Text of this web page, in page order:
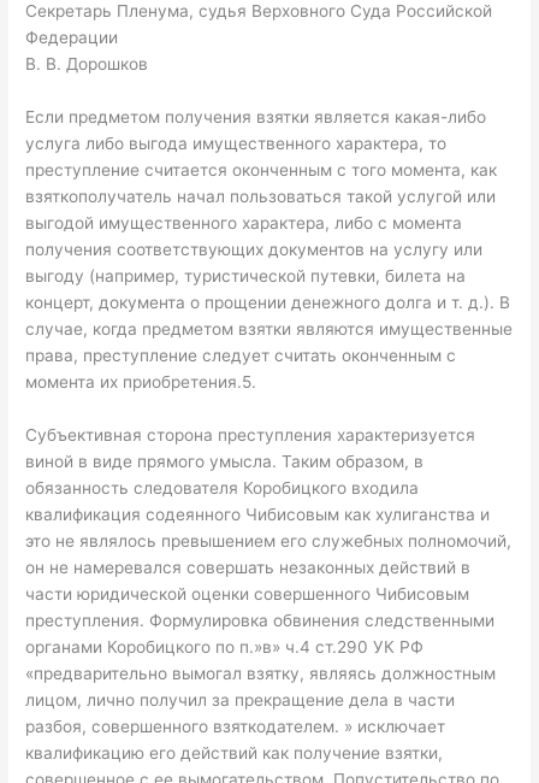
Секретарь Пленума, судья Верховного Суда Российской
Федерации
В. В. Дорошков
Если предметом получения взятки является какая-либо
услуга либо выгода имущественного характера, то
преступление считается оконченным с того момента, как
взяткополучатель начал пользоваться такой услугой или
выгодой имущественного характера, либо с момента
получения соответствующих документов на услугу или
выгоду (например, туристической путевки, билета на
концерт, документа о прощении денежного долга и т. д.). В
случае, когда предметом взятки являются имущественные
права, преступление следует считать оконченным с
момента их приобретения.5.
Субъективная сторона преступления характеризуется
виной в виде прямого умысла. Таким образом, в
обязанность следователя Коробицкого входила
квалификация содеянного Чибисовым как хулиганства и
это не являлось превышением его служебных полномочий,
он не намеревался совершать незаконных действий в
части юридической оценки совершенного Чибисовым
преступления. Формулировка обвинения следственными
органами Коробицкого по п.»в» ч.4 ст.290 УК РФ
«предварительно вымогал взятку, являясь должностным
лицом, лично получил за прекращение дела в части
разбоя, совершенного взяткодателем. » исключает
квалификацию его действий как получение взятки,